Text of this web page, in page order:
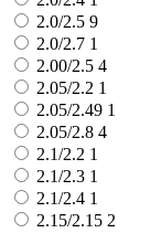
2.0/2.5 9
2.0/2.7 1
2.00/2.5 4
2.05/2.2 1
2.05/2.49 1
2.05/2.8 4
2.1/2.2 1
2.1/2.3 1
2.1/2.4 1
2.15/2.15 2